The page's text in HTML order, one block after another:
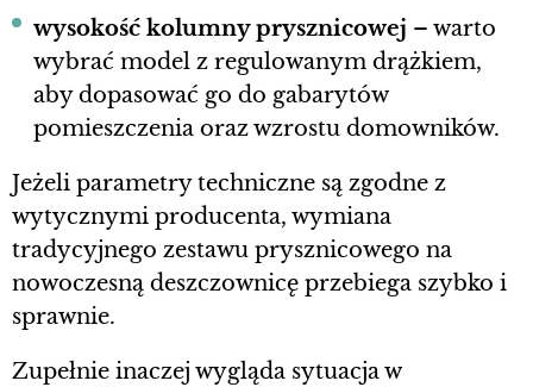
wysokość kolumny prysznicowej – warto
wybrać model z regulowanym drążkiem,
aby dopasować go do gabarytów
pomieszczenia oraz wzrostu domowników.
Jeżeli parametry techniczne są zgodne z
wytycznymi producenta, wymiana
tradycyjnego zestawu prysznicowego na
nowoczesną deszczownicę przebiega szybko i
sprawnie.
Zupełnie inaczej wygląda sytuacja w